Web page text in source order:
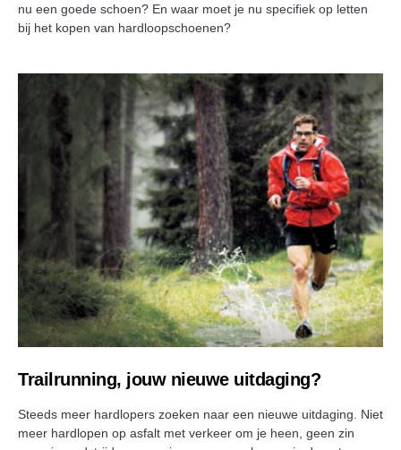
nu een goede schoen? En waar moet je nu specifiek op letten
bij het kopen van hardloopschoenen?
Trailrunning, jouw nieuwe uitdaging?
Steeds meer hardlopers zoeken naar een nieuwe uitdaging. Niet
meer hardlopen op asfalt met verkeer om je heen, geen zin